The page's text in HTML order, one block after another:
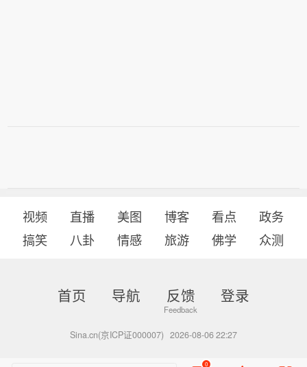
视频 直播 美图 博客 看点
政务
搞笑
八卦 情感 旅游 佛学 众测
首页 导航 反馈 登录
Sina.cn(京ICP证000007) 2026-08-06 22:27
0